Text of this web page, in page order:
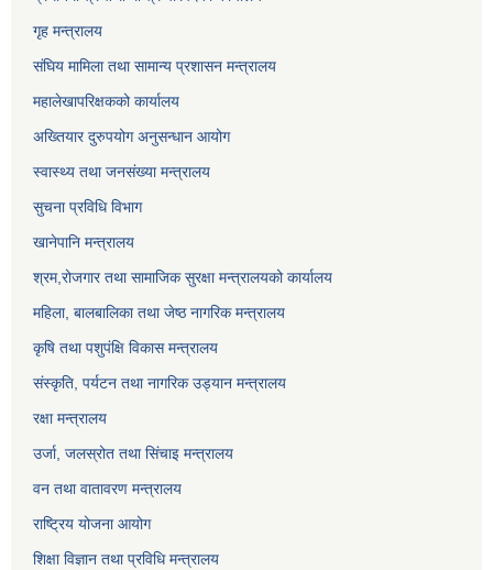
गृह मन्त्रालय
संघिय मामिला तथा सामान्य प्रशासन मन्त्रालय
महालेखापरिक्षकको कार्यालय
अख्तियार दुरुपयोग अनुसन्धान आयोग
स्वास्थ्य तथा जनसंख्या मन्त्रालय
सुचना प्रविधि विभाग
खानेपानि मन्त्रालय
श्रम,रोजगार तथा सामाजिक सुरक्षा मन्त्रालयको कार्यालय
महिला, बालबालिका तथा जेष्ठ नागरिक मन्त्रालय
कृषि तथा पशुपंक्षि विकास मन्त्रालय
संस्कृति, पर्यटन तथा नागरिक उड्‍यान मन्त्रालय
रक्षा मन्त्रालय
उर्जा, जलस्रोत तथा सिंचाइ मन्त्रालय
वन तथा वातावरण मन्त्रालय
राष्ट्रिय योजना आयोग
शिक्षा विज्ञान तथा प्रविधि मन्त्रालय